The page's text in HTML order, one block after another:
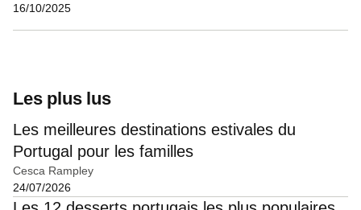
16/10/2025
Les plus lus
Les meilleures destinations estivales du
Portugal pour les familles
Cesca Rampley
24/07/2026